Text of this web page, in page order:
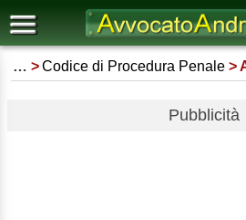
… Codice di Procedura Penale
Pubblicità